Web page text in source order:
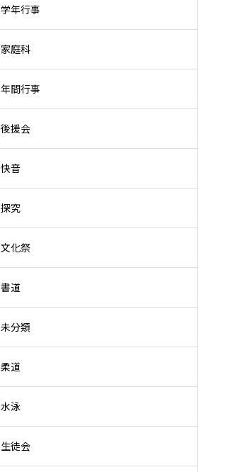
学年行事
家庭科
年間行事
後援会
快音
探究
文化祭
書道
未分類
柔道
水泳
生徒会